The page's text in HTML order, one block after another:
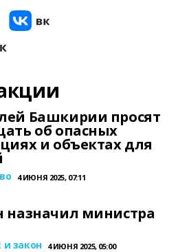
Башкирии просят
об опасных
и объектах для
4 ИЮНЯ 2025, 07:11
назначил министра
и закон 4 ИЮНЯ 2025, 05:00